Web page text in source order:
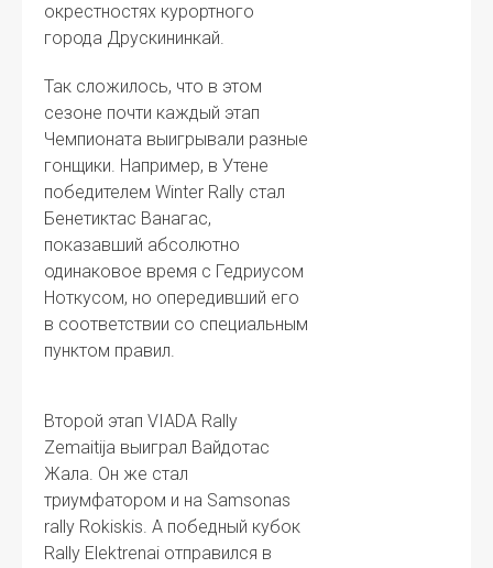
окрестностях курортного
города Друскининкай.
Так сложилось, что в этом
сезоне почти каждый этап
Чемпионата выигрывали разные
гонщики. Например, в Утене
победителем Winter Rally стал
Бенетиктас Ванагас,
показавший абсолютно
одинаковое время с Гедриусом
Ноткусом, но опередивший его
в соответствии со специальным
пунктом правил.
Второй этап VIADA Rally
Zemaitija выиграл Вайдотас
Жала. Он же стал
триумфатором и на Samsonas
rally Rokiskis. А победный кубок
Rally Elektrenai отправился в